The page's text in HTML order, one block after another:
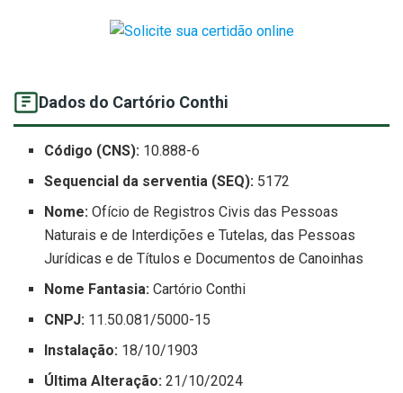
Dados do Cartório Conthi
Código (CNS): 10.888-6
Sequencial da serventia (SEQ): 5172
Nome: Ofício de Registros Civis das Pessoas
Naturais e de Interdições e Tutelas, das Pessoas
Jurídicas e de Títulos e Documentos de Canoinhas
Nome Fantasia: Cartório Conthi
CNPJ: 11.50.081/5000-15
Instalação: 18/10/1903
Última Alteração: 21/10/2024